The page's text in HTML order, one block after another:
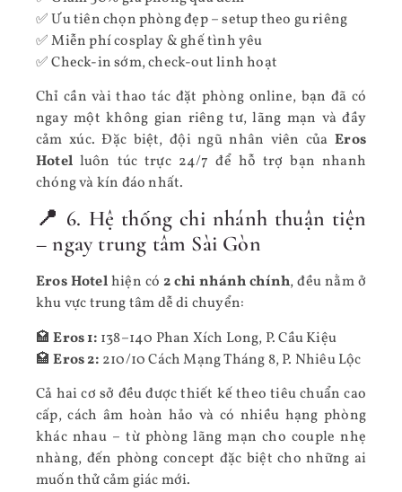
✅ Ưu tiên chọn phòng đẹp – setup theo gu riêng
✅ Miễn phí cosplay & ghế tình yêu
✅ Check-in sớm, check-out linh hoạt
Chỉ cần vài thao tác đặt phòng online, bạn đã có
ngay một không gian riêng tư, lãng mạn và đầy
cảm xúc. Đặc biệt, đội ngũ nhân viên củaEros
Hotel luôn túc trực 24/7 để hỗ trợ bạn nhanh
chóng và kín đáo nhất.
📍 6. Hệ thống chi nhánh thuận tiện
– ngay trung tâm Sài Gòn
Eros Hotelhiện có2 chi nhánh chính, đều nằm ở
khu vực trung tâm dễ di chuyển:
🏩Eros 1: 138–140 Phan Xích Long, P. Cầu Kiệu
🏩Eros 2: 210/10 Cách Mạng Tháng 8, P. Nhiêu Lộc
Cả hai cơ sở đều được thiết kế theo tiêu chuẩn cao
cấp, cách âm hoàn hảo và có nhiều hạng phòng
khác nhau – từ phòng lãng mạn cho couple nhẹ
nhàng, đến phòng concept đặc biệt cho những ai
muốn thử cảm giác mới.